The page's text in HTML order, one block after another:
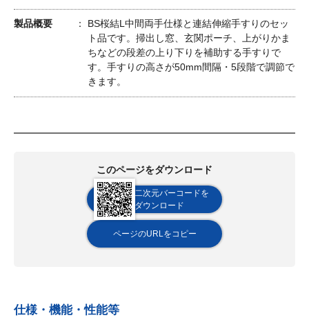
製品概要
BS桜結L中間両手仕様と連結伸縮手すりのセッ
ト品です。掃出し窓、玄関ポーチ、上がりかま
ちなどの段差の上り下りを補助する手すりで
す。手すりの高さが50mm間隔・5段階で調節で
きます。
このページをダウンロード
二次元バーコードを
ダウンロード
ページのURLをコピー
仕様・機能・性能等